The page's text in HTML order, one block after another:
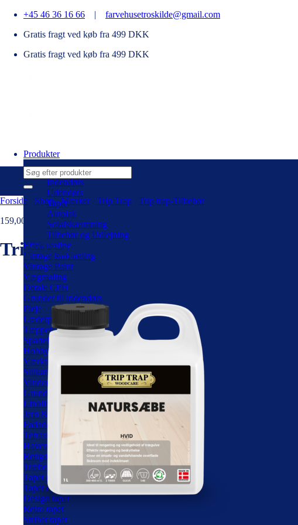
Fortsæt
indhold
+45 46 36 16 66 | farvehusetroskilde@gmail.com
Gratis fragt ved køb fra 499 DKK
Gratis fragt ved køb fra 499 DKK
Produkter
Indendørs
Udendørs
Tapet
Autolak
Solafskærmning
Tilbehør og Udlejning
Effektmaling
Vintage kalkmaling
Vintage Paint
Vægmaling
Detale CPH
Grunder til indendørs
Pleje
Læderpleje
Tæpper
Spartel
Hobby
Værktøj
Silikatmaling
Vinduesmaling
Grunder til udendørs
Linolie maling
Jern & Metal
Fadademaling
Terrasseolie
Havemøbel olie
Rengøring
Træbeskyttelse
Tapet efter stil
Tapet efter farve
Design tapet
Retro tapet
Stribet tapet
Søg
efter:
Forside
Shop / Mærker Trip Trap
Trip trap-Tilbehør
159,00
375,00kr.
Trip Trap Natursæbe Hvid